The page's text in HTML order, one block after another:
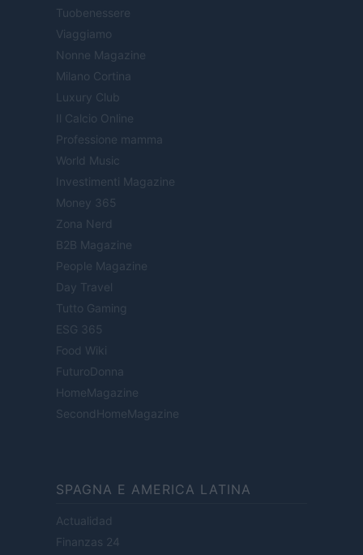
Tuobenessere
Viaggiamo
Nonne Magazine
Milano Cortina
Luxury Club
Il Calcio Online
Professione mamma
World Music
Investimenti Magazine
Money 365
Zona Nerd
B2B Magazine
People Magazine
Day Travel
Tutto Gaming
ESG 365
Food Wiki
FuturoDonna
HomeMagazine
SecondHomeMagazine
SPAGNA E AMERICA LATINA
Actualidad
Finanzas 24